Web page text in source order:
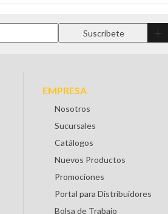
EMPRESA
Nosotros
Sucursales
Catálogos
Nuevos Productos
Promociones
Portal para Distribuidores
Bolsa de Trabajo